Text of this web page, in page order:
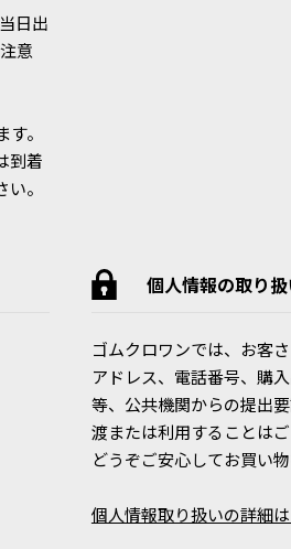
日出
意
。
到着
。
個人情報の取り
ゴムクロワンでは、お客
アドレス、電話番号、購
等、公共機関からの提出
渡または利用することはご
どうぞご安心してお買い
個人情報取り扱いの詳細